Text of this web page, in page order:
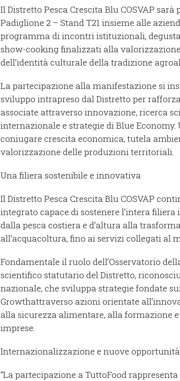
Il Distretto Pesca Crescita Blu COSVAP
Padiglione 2 – Stand T21 insieme alle
programma di incontri istituzionali,
show-cooking finalizzati alla
dell’identità culturale della tradizione
La partecipazione alla manifestazione si
sviluppo intrapreso dal Distretto per
associate attraverso innovazione, ricerca
internazionale e strategie di Blue
coniugare crescita economica, tutela
valorizzazione delle produzioni territoriali.
Una filiera sostenibile e innovativa
Il Distretto Pesca Crescita Blu COSVAP
integrato capace di sostenere l’intera
dalla pesca costiera e d’altura alla
all’acquacoltura, fino ai servizi collegati al
Fondamentale il ruolo dell’Osservatorio
scientifico statutario del Distretto,
nazionale, che sviluppa strategie fondate
Growthattraverso azioni orientate
alla sicurezza alimentare, alla formazione
imprese.
Internazionalizzazione e nuove
“La partecipazione a TuttoFood